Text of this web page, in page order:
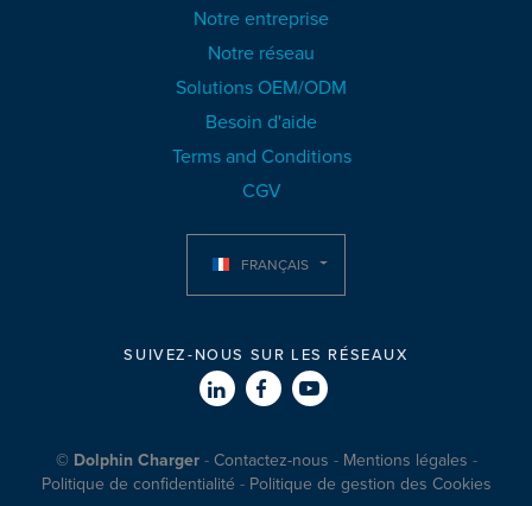
Notre entreprise
Notre réseau
Solutions OEM/ODM
Besoin d'aide
Terms and Conditions
CGV
FRANÇAIS
SUIVEZ-NOUS SUR LES RÉSEAUX
© Dolphin Charger Contactez-nous
Mentions légales
Politique de confidentialité
Politique de gestion des Cookies